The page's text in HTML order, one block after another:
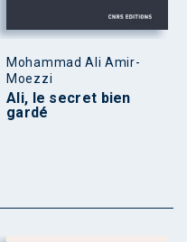
Mohammad Ali Amir-
Moezzi
Ali, le secret bien
gardé